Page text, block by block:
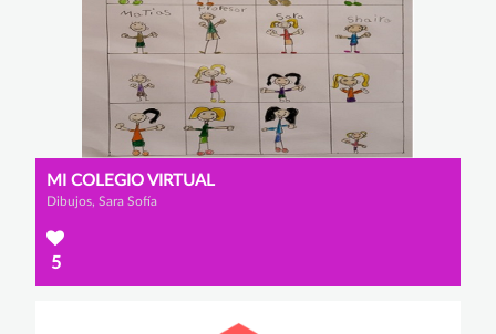
MI COLEGIO VIRTUAL
Dibujos, Sara Sofía
5